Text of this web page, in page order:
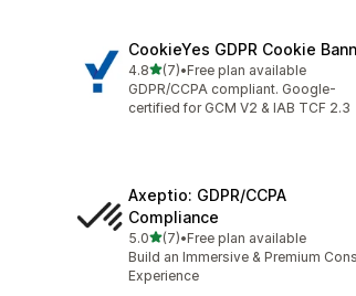
CookieYes GDPR Cookie
4.8별 5개 중
(7)
총 리뷰 7개
•Free plan available
GDPR/CCPA compliant. Google-
certified for GCM V2 & IAB TCF 2.3
Axeptio: GDPR/CCPA
Compliance
5.0별 5개 중
(7)
총 리뷰 7개
•Free plan available
Build an Immersive & Premium
Experience